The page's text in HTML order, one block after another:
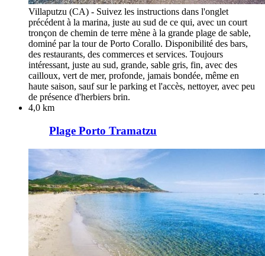
Villaputzu (CA) - Suivez les instructions dans l'onglet
précédent à la marina, juste au sud de ce qui, avec un court
tronçon de chemin de terre mène à la grande plage de sable,
dominé par la tour de Porto Corallo. Disponibilité des bars,
des restaurants, des commerces et services. Toujours
intéressant, juste au sud, grande, sable gris, fin, avec des
cailloux, vert de mer, profonde, jamais bondée, même en
haute saison, sauf sur le parking et l'accès, nettoyer, avec peu
de présence d'herbiers brin.
4,0 km
Plage Porto Tramatzu